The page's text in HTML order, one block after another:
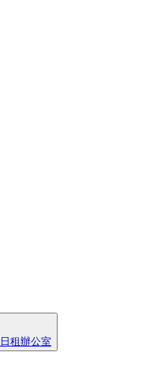
日租辦公室